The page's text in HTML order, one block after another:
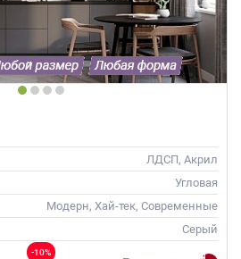
ЛДСП, Акрил
Угловая
Модерн, Хай-тек, Современные
Серый
-10%